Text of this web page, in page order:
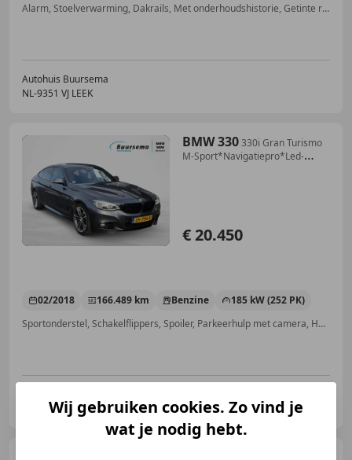
Alarm, Stoelverwarming, Dakrails, Met onderhoudshistorie, Getinte ramen, Elektrische achterklep, Xenon verlichting, Airconditioning
Autohuis Buursema
NL-9351 VJ LEEK
BMW 330330i Gran Turismo
M-Sport*Navigatiepro*Led-
€ 20.450
02/2018 166.489 km Benzine
185 kW (252 PK)
Sportonderstel, Schakelflippers, Spoiler, Parkeerhulp met camera, Head-up display, Getinte ramen, Stoelverwarming, Alarm
NL-9351 VJ LEEK
Wij gebruiken cookies. Zo vind je
wat je nodig hebt.